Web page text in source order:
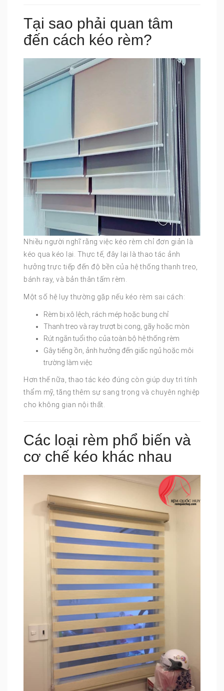
Tại sao phải quan tâm
đến cách kéo rèm?
Nhiều người nghĩ rằng việc kéo rèm chỉ đơn giản là
kéo qua kéo lại. Thực tế, đây lại là thao tác ảnh
hưởng trực tiếp đến độ bền của hệ thống thanh treo,
bánh ray, và bản thân tấm rèm.
Một số hệ lụy thường gặp nếu kéo rèm sai cách:
Rèm bị xô lệch, rách mép hoặc bung chỉ
Thanh treo và ray trượt bị cong, gãy hoặc mòn
Rút ngắn tuổi thọ của toàn bộ hệ thống rèm
Gây tiếng ồn, ảnh hưởng đến giấc ngủ hoặc môi
trường làm việc
Hơn thế nữa, thao tác kéo đúng còn giúp duy trì tính
thẩm mỹ, tăng thêm sự sang trọng và chuyên nghiệp
cho không gian nội thất.
Các loại rèm phổ biến và
cơ chế kéo khác nhau